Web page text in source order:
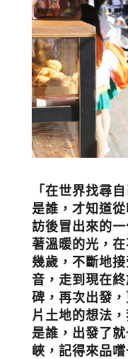
「在世界找尋
是誰，才知道
訪後冒出來的
著溫暖的光，
幾歲，不斷地
音，走到現在
碑，再次出發
片土地的想法
是誰，出發了
峽，記得來品